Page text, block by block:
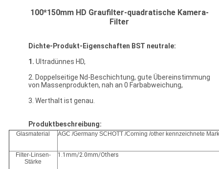
100*150mm HD Graufilter-quadratische Kamera-
Filter
Dichte-Produkt-Eigenschaften BST neutrale:
1. Ultradünnes HD,
2. Doppelseitige Nd-Beschichtung, gute Übereinstimmung
von Massenprodukten, nah an 0 Farbabweichung,
3. Werthalt ist genau.
Produktbeschreibung:
Glasmaterial AGC /Germany SCHOTT /Corning /other kennzeichnete
Filter-Linsen-
Stärke
1.1mm/2.0mm/Others